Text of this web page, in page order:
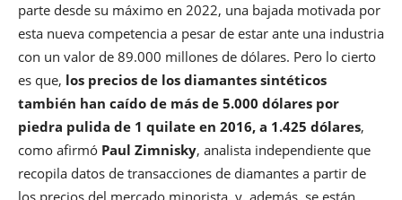
parte desde su máximo en 2022, una bajada motivada por
esta nueva competencia a pesar de estar ante una industria
con un valor de 89.000 millones de dólares. Pero lo cierto
es que, los precios de los diamantes sintéticos
también han caído de más de 5.000 dólares por
piedra pulida de 1 quilate en 2016, a 1.425 dólares,
como afirmó Paul Zimnisky, analista independiente que
recopila datos de transacciones de diamantes a partir de